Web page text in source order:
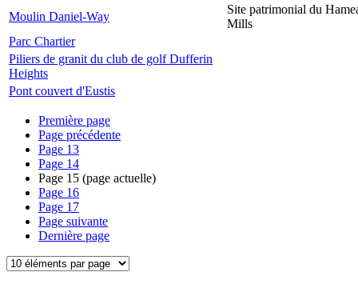
Moulin Daniel-Way
Site patrimonial du
Mills
Parc Chartier
Piliers de granit du club de golf Dufferin
Heights
Pont couvert d'Eustis
Première page
Page précédente
Page 13
Page 14
Page 15 (page actuelle)
Page 16
Page 17
Page suivante
Dernière page